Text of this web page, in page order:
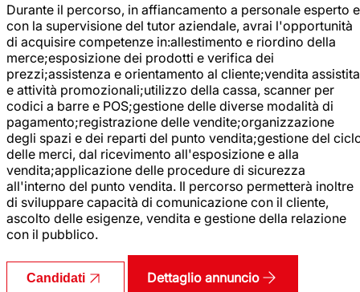
Durante il percorso, in affiancamento a personale esperto e
con la supervisione del tutor aziendale, avrai l'opportunità
di acquisire competenze in:allestimento e riordino della
merce;esposizione dei prodotti e verifica dei
prezzi;assistenza e orientamento al cliente;vendita assistita
e attività promozionali;utilizzo della cassa, scanner per
codici a barre e POS;gestione delle diverse modalità di
pagamento;registrazione delle vendite;organizzazione
degli spazi e dei reparti del punto vendita;gestione del
delle merci, dal ricevimento all'esposizione e alla
vendita;applicazione delle procedure di sicurezza
all'interno del punto vendita. Il percorso permetterà inoltre
di sviluppare capacità di comunicazione con il cliente,
ascolto delle esigenze, vendita e gestione della relazione
con il pubblico.
Candidati Dettaglio annuncio